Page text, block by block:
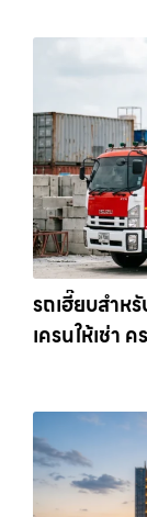
รถเฮี๊ยบสำห
เครนให้เช่า